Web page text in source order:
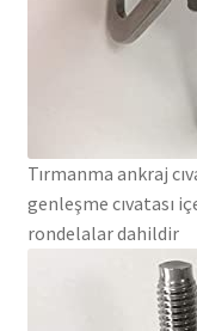
Tırmanma ankraj
genleşme cıvatası
rondelalar dahildir